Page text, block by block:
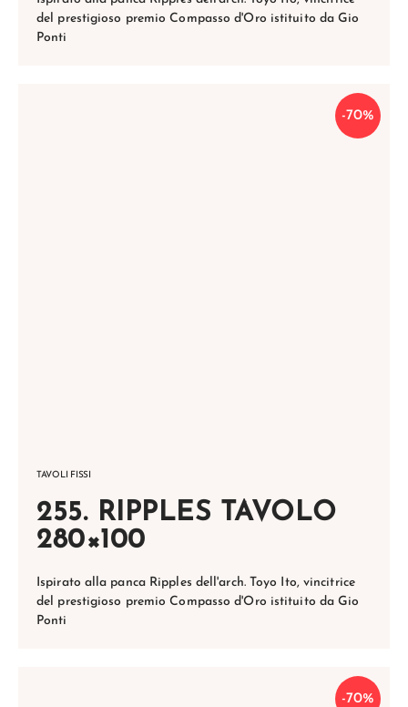
del prestigioso premio Compasso d'Oro istituito da Gio
Ponti
-70%
TAVOLI FISSI
255. RIPPLES TAVOLO
280×100
Ispirato alla panca Ripples dell'arch. Toyo Ito, vincitrice
del prestigioso premio Compasso d'Oro istituito da Gio
Ponti
-70%